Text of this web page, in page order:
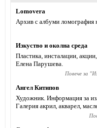
Lomovera
Архив с албуми ломография
Изкуство и околна среда
Пластика, инсталации,
Елена Парушева.
Повече за "
Ангел Китипов
Художник. Информация за
Галерия акрил, акварел,